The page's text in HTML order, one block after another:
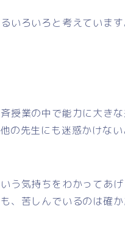
いろいろと考えています
授業の中で能力に大き
の先生にも迷惑かけない
う気持ちをわかってあ
、苦しんでいるのは確か